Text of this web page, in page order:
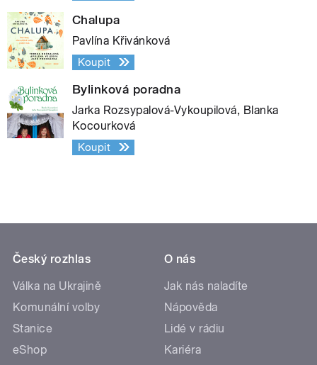
Chalupa
Pavlína Křivánková
Koupit
Bylinková poradna
Jarka Rozsypalová-Vykoupilová, Blanka
Kocourková
Koupit
Český rozhlas
Válka na Ukrajině
Komunální volby
Stanice
eShop
O nás
Jak nás naladíte
Nápověda
Lidé v rádiu
Kariéra